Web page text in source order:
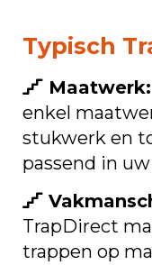
Typisch
Maatwerk:
enkel
stukwerk en
passend in
TrapDirect
trappen op